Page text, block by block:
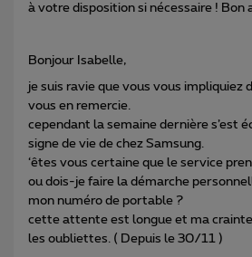
à votre disposition si nécessaire ! Bon
Bonjour Isabelle,
je suis ravie que vous vous impliquiez
vous en remercie.
cependant la semaine dernière s’est
signe de vie de chez Samsung.
‘êtes vous certaine que le service
ou dois-je faire la démarche
mon numéro de portable ?
cette attente est longue et ma
les oubliettes. ( Depuis le 30/11 )